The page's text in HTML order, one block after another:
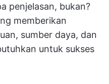
penjelasan, bukan?
memberikan
sumber daya, dan
untuk sukses